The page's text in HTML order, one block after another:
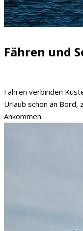
Fähren und
Fähren verbinden
Urlaub schon an Bord,
Ankommen.